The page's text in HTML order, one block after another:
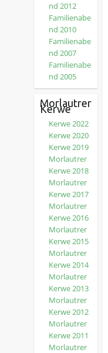
nd 2012
Familienabe
nd 2010
Familienabe
nd 2007
Familienabe
nd 2005
Morlautrer
Kerwe
Kerwe 2022
Kerwe 2020
Kerwe 2019
Morlautrer
Kerwe 2018
Morlautrer
Kerwe 2017
Morlautrer
Kerwe 2016
Morlautrer
Kerwe 2015
Morlautrer
Kerwe 2014
Morlautrer
Kerwe 2013
Morlautrer
Kerwe 2012
Morlautrer
Kerwe 2011
Morlautrer